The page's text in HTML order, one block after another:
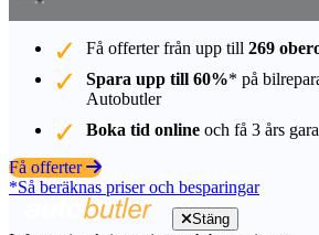
Få offerter från upp till 269
Spara upp till 60%* på
Autobutler
Boka tid online och få 3 års
Få offerter
*Så beräknas priser och besparingar
Stäng